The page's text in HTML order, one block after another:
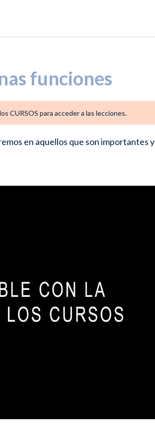
funciones
CURSOS para acceder a las lecciones.
en aquellos que son importantes y